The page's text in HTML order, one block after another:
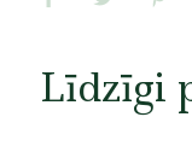
Līdzīgi